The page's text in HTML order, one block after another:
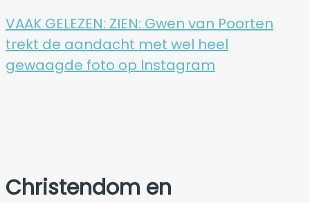
VAAK GELEZEN: ZIEN: Gwen van Poorten
trekt de aandacht met wel heel
gewaagde foto op Instagram
Christendom en